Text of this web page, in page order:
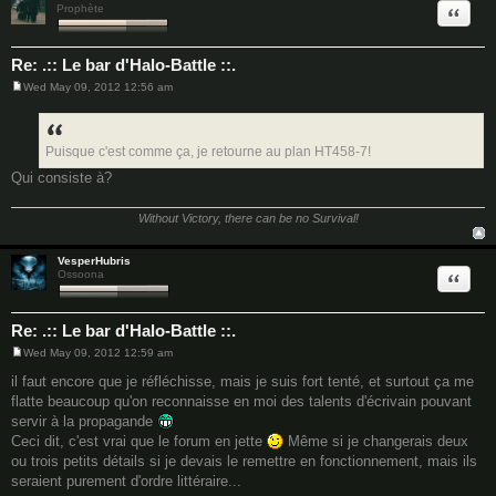
Prophète
Re: .:: Le bar d'Halo-Battle ::.
Quote
Wed May 09, 2012 12:56 am
Puisque c'est comme ça, je retourne au plan HT458-7!
Qui consiste à?
Without Victory, there can be no Survival!
VesperHubris
Ossoona
Re: .:: Le bar d'Halo-Battle ::.
Quote
o
s
t
Wed May 09, 2012 12:59 am
il faut encore que je réfléchisse, mais je suis fort tenté, et surtout ça me
flatte beaucoup qu'on reconnaisse en moi des talents d'écrivain pouvant
servir à la propagande
Ceci dit, c'est vrai que le forum en jette
Même si je changerais deux
ou trois petits détails si je devais le remettre en fonctionnement, mais ils
seraient purement d'ordre littéraire...